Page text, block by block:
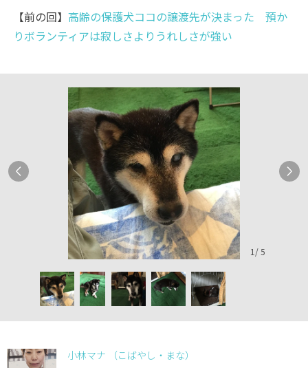
【前の回】高齢の保護犬ココの譲渡先が決まった 預か
りボランティアは寂しさよりうれしさが強い
1 /5
小林マナ （こばやし・まな）